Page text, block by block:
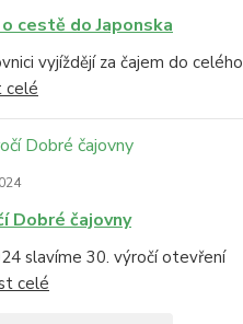
cestě do Japonska
vyjíždějí za čajem do celého
celé
Dobré čajovny
slavíme 30. výročí otevření
celé